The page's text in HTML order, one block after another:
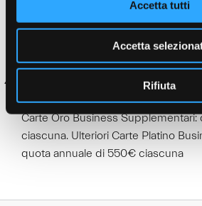
Accetta tutti
Accetta
Rifiuta
dell’estratto conto Carta. Qualora il
chiusura dell’estratto conto sia un
l’addebito verrà effettuato il primo
successivo.
Carta Platino Business
Oro Business Supplementari
Carte Oro Business
ciascuna. Ulteriori Carte Platino
quota annuale di 550€ ciascuna